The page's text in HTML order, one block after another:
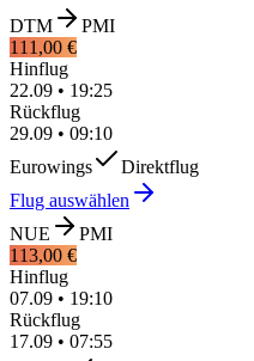
DTM
PMI
111,00 €
Hinflug
22.09 • 19:25
Rückflug
29.09 • 09:10
Eurowings
Direktflug
Flug auswählen
NUE
PMI
113,00 €
Hinflug
07.09 • 19:10
Rückflug
17.09 • 07:55